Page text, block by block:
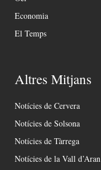
Economia
El Temps
Altres Mitjans
Notícies de Cervera
Notícies de Solsona
Notícies de Tàrrega
Notícies de la Vall d’Aran